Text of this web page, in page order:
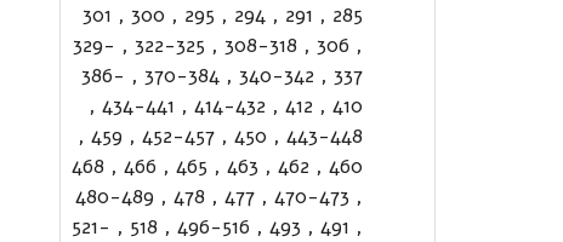
285
,
291
,
294
,
295
,
300
,
301
,
306
,
308-318
,
322-325
,
329-
337
,
340-342
,
370-384
,
386-
410
,
412
,
414-432
,
434-441
,
443-448
,
450
,
452-457
,
459
,
460
,
462
,
463
,
465
,
466
,
468
,
470-473
,
477
,
478
,
480-489
,
491
,
493
,
496-516
,
518
,
521-